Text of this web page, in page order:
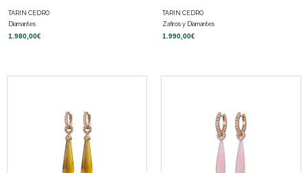
TARIN CEDRO
Diamantes
1.980,00€
TARIN CEDRO
Zafiros y Diamantes
1.990,00€